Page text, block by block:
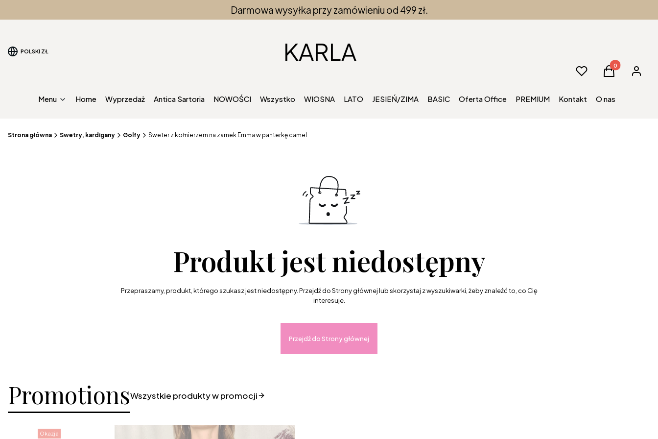
Darmowa wysyłka przy zamówieniu od 499 zł.
POLSKI ZŁ KARLA
UlubioneProdukty w
Koszyk Zaloguj
Menu Home Wyprzedaż Antica Sartoria NOWOŚCI Wszystko WIOSNA LATO JESIEŃ/ZIMA BASIC Oferta Office PREMIUM Kontakt O nas
Strona główna Swetry, kardigany Golfy Sweter z kołnierzem na zamek Emma w panterkę camel
Produkt jest niedostępny
Przepraszamy, produkt, którego szukasz jest niedostępny. Przejdź do Strony głównej lub skorzystaj z wyszukiwarki, żeby znaleźć to, co Cię
interesuje.
Przejdź do Strony głównej
PromotionsWszystkie produkty w promocji
Okazja